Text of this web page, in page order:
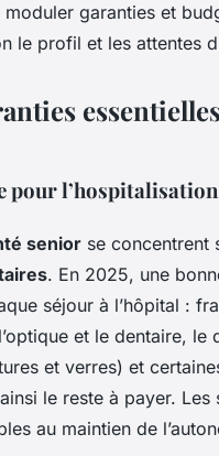
garanties et
le profil et les attentes
pour
senior se concentrent
. En 2025, une
séjour à l’hôpital :
et le dentaire, le
et verres) et
le reste à payer. Les
au maintien de